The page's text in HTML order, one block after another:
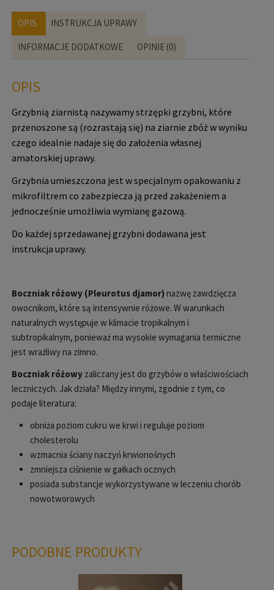
OPIS INSTRUKCJA UPRAWY
INFORMACJE DODATKOWE OPINIE (0)
OPIS
Grzybnią ziarnistą nazywamy strzępki grzybni, które
przenoszone są (rozrastają się) na ziarnie zbóż w wyniku
czego idealnie nadaje się do założenia własnej
amatorskiej uprawy.
Grzybnia umieszczona jest w specjalnym opakowaniu z
mikrofiltrem co zabezpiecza ją przed zakażeniem a
jednocześnie umożliwia wymianę gazową.
Do każdej sprzedawanej grzybni dodawana jest
instrukcja uprawy.
Boczniak różowy (Pleurotus djamor)nazwę zawdzięcza
owocnikom, które są intensywnie różowe. W warunkach
naturalnych występuje w klimacie tropikalnym i
subtropikalnym, ponieważ ma wysokie wymagania termiczne
jest wrażliwy na zimno.
Boczniak różowyzaliczany jest do grzybów o właściwościach
leczniczych. Jak działa? Między innymi, zgodnie z tym, co
podaje literatura:
obniża poziom cukru we krwi i reguluje poziom
cholesterolu
wzmacnia ściany naczyń krwionośnych
zmniejsza ciśnienie w gałkach ocznych
posiada substancje wykorzystywane w leczeniu chorób
nowotworowych
PODOBNE PRODUKTY